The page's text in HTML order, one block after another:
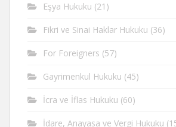
Eşya Hukuku (21)
Fikri ve Sinai Haklar Hukuku (36)
For Foreigners (57)
Gayrimenkul Hukuku (45)
İcra ve İflas Hukuku (60)
İdare, Anayasa ve Vergi Hukuku